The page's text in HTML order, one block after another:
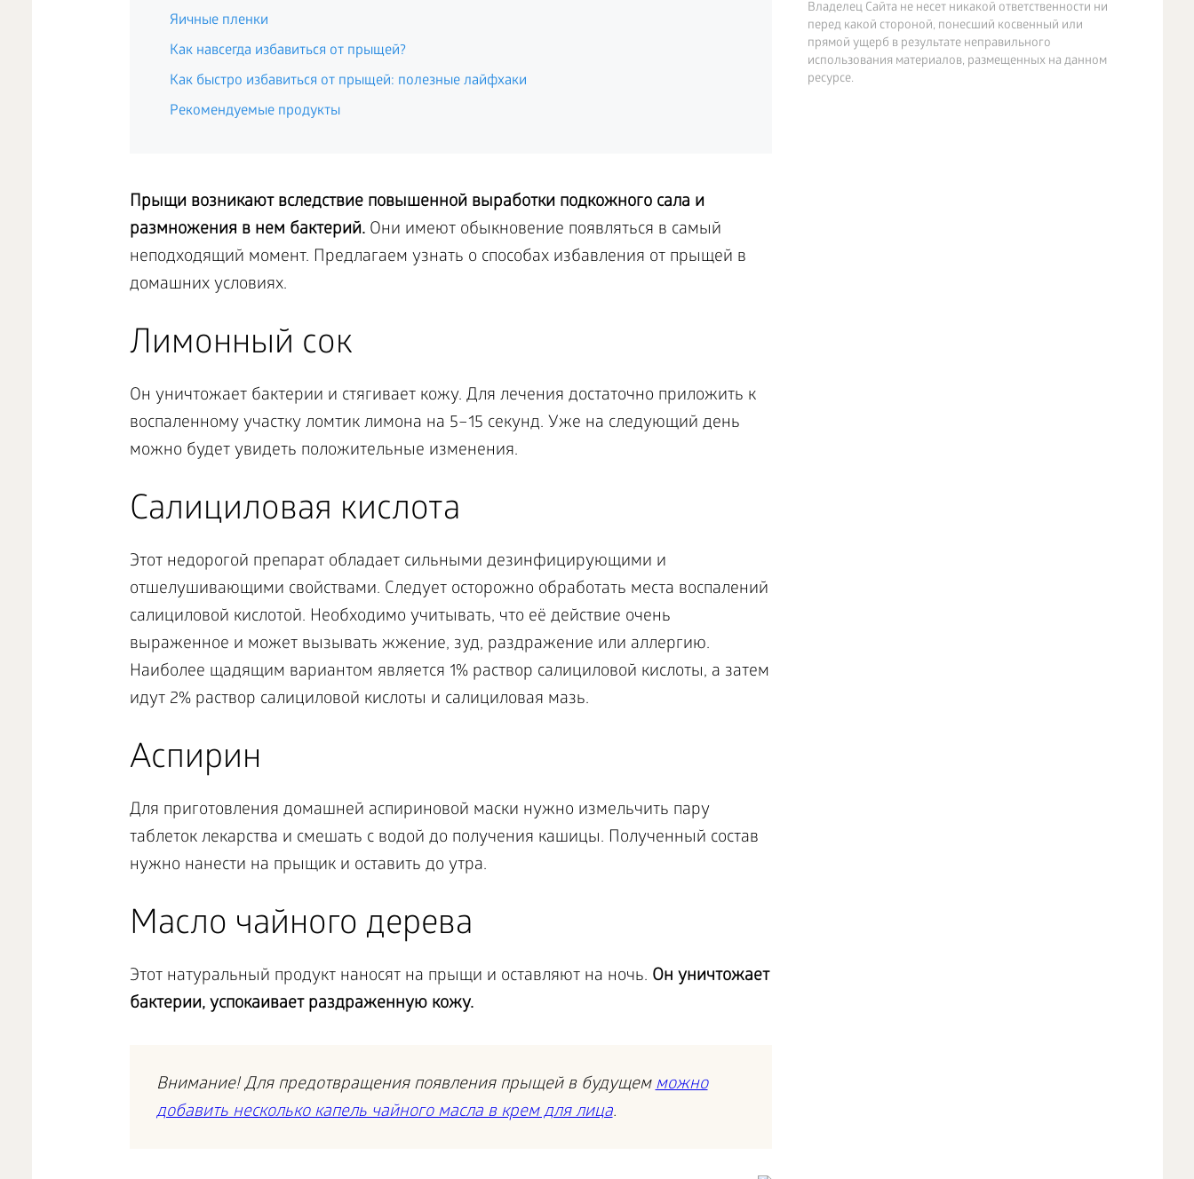
Владелец Сайта не несет никакой ответственности ни
перед какой стороной, понесший косвенный или
прямой ущерб в результате неправильного
использования материалов, размещенных на данном
ресурсе.
Яичные пленки
Как навсегда избавиться от прыщей?
Как быстро избавиться от прыщей: полезные лайфхаки
Рекомендуемые продукты
Прыщи возникают вследствие повышенной выработки подкожного сала и
размножения в нем бактерий.Они имеют обыкновение появляться в самый
неподходящий момент. Предлагаем узнать о способах избавления от прыщей в
домашних условиях.
Лимонный сок
Он уничтожает бактерии и стягивает кожу. Для лечения достаточно приложить к
воспаленному участку ломтик лимона на 5–15 секунд. Уже на следующий день
можно будет увидеть положительные изменения.
Салициловая кислота
Этот недорогой препарат обладает сильными дезинфицирующими и
отшелушивающими свойствами. Следует осторожно обработать места воспалений
салициловой кислотой. Необходимо учитывать, что её действие очень
выраженное и может вызывать жжение, зуд, раздражение или аллергию.
Наиболее щадящим вариантом является 1% раствор салициловой кислоты, а затем
идут 2% раствор салициловой кислоты и салициловая мазь.
Аспирин
Для приготовления домашней аспириновой маски нужно измельчить пару
таблеток лекарства и смешать с водой до получения кашицы. Полученный состав
нужно нанести на прыщик и оставить до утра.
Масло чайного дерева
Этот натуральный продукт наносят на прыщи и оставляют на ночь. Он уничтожает
бактерии, успокаивает раздраженную кожу.
Внимание! Для предотвращения появления прыщей в будущемможно
добавить несколько капель чайного масла в крем для лица.